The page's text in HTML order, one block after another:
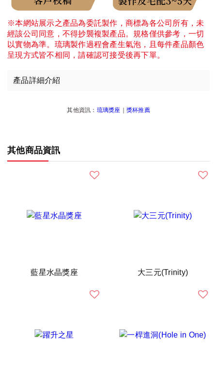
※本網站展示之產品為委託製作，商標為各公司所有，未
經該公司同意，不得抄襲複製產品。規格僅供參考，一切
以實物為準。琉璃製作過程會產生氣泡，且每件產品顏色
呈現方式皆不相同，請確認可接受後再下單。
產品詳細介紹
其他資訊： 琉璃獎座 獎杯推薦
其他商品資訊
藍星水晶獎座 大三元(Trinity)